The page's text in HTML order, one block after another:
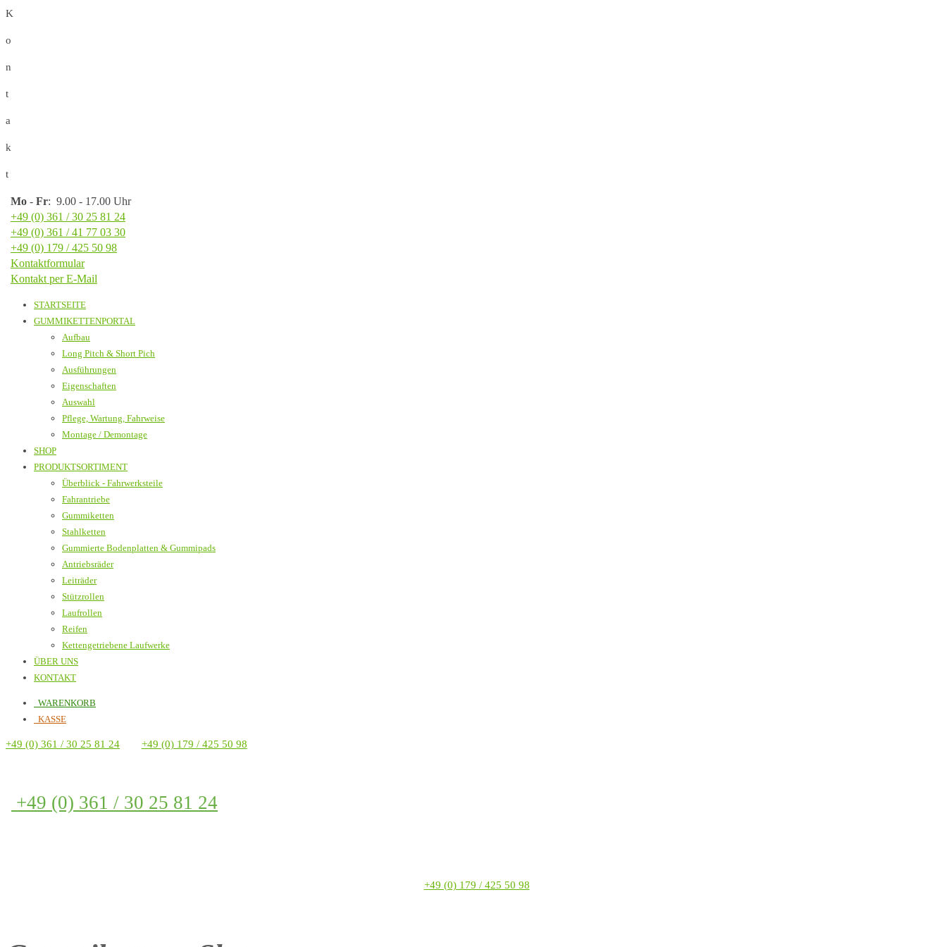
K
o
n
t
a
k
t
Mo - Fr: 9.00 - 17.00 Uhr
+49 (0) 361 / 30 25 81 24
+49 (0) 361 / 41 77 03 30
+49 (0) 179 / 425 50 98
Kontaktformular
Kontakt per E-Mail
STARTSEITE
GUMMIKETTENPORTAL
Aufbau
Long Pitch & Short Pich
Ausführungen
Eigenschaften
Auswahl
Pflege, Wartung, Fahrweise
Montage / Demontage
SHOP
PRODUKTSORTIMENT
Überblick - Fahrwerksteile
Fahrantriebe
Gummiketten
Stahlketten
Gummierte Bodenplatten & Gummipads
Antriebsräder
Leiträder
Stützrollen
Laufrollen
Reifen
Kettengetriebene Laufwerke
ÜBER UNS
KONTAKT
WARENKORB
KASSE
+49 (0) 361 / 30 25 81 24 +49 (0) 179 / 425 50 98
+49 (0) 361 / 30 25 81 24
+49 (0) 179 / 425 50 98